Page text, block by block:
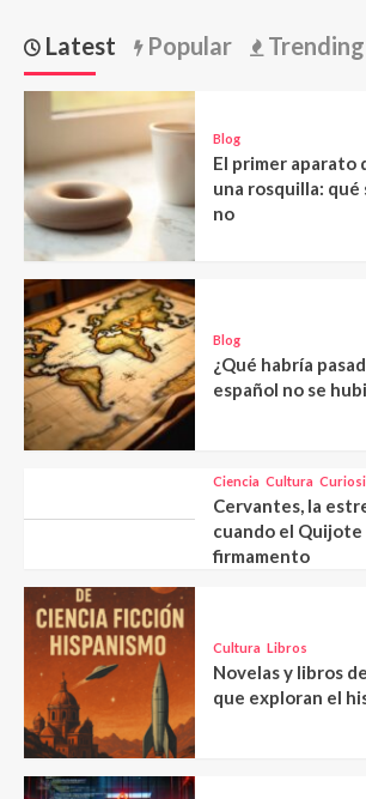
Latest Popular Trending
Blog
El primer aparato
una rosquilla: qué
no
Blog
¿Qué habría
español no se
Ciencia Cultura
Cervantes, la
cuando el
firmamento
Cultura Libros
Novelas y libros
que exploran el